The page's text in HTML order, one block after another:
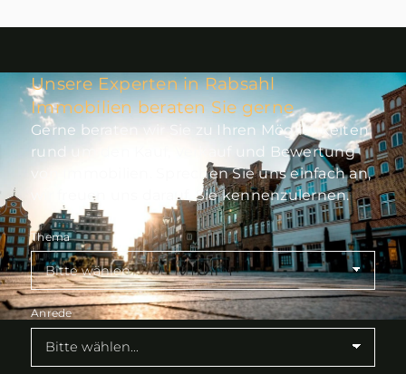
Unsere Experten in Rabsahl
Immobilien beraten Sie gerne
Gerne beraten wir Sie zu Ihren Möglichkeiten
rund um den Kauf, Verkauf und Bewertung
von Immobilien. Sprechen Sie uns einfach an,
wir freuen uns darauf, Sie kennenzulernen.
Thema
Anrede